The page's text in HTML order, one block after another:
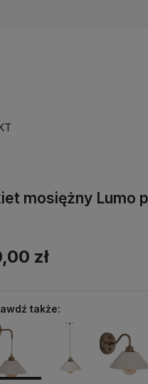
oferty lub
produkty
mosiężny Lumo
zł
także: